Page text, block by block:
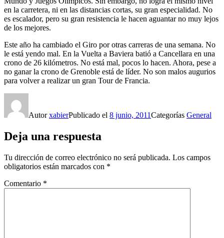
en la carretera, ni en las distancias cortas, su gran especialidad. No
es escalador, pero su gran resistencia le hacen aguantar no muy lejos
de los mejores.
Este año ha cambiado el Giro por otras carreras de una semana. No
le está yendo mal. En la Vuelta a Baviera batió a Cancellara en una
crono de 26 kilómetros. No está mal, pocos lo hacen. Ahora, pese a
no ganar la crono de Grenoble está de líder. No son malos augurios
para volver a realizar un gran Tour de Francia.
AutorxabierPublicado el 8 junio, 2011Categorías General
Deja una respuesta
Tu dirección de correo electrónico no será publicada. Los campos
obligatorios están marcados con *
Comentario *